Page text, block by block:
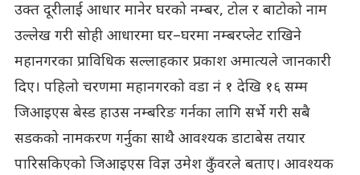
उक्त दूरीलाई आधार मानेर घरको नम्बर, टोल र बाटोको नाम
उल्लेख गरी सोही आधारमा घर–घरमा नम्बरप्लेट राखिने
महानगरका प्राविधिक सल्लाहकार प्रकाश अमात्यले जानकारी
दिए। पहिलो चरणमा महानगरको वडा नं १ देखि १६ सम्म
जिआइएस बेस्ड हाउस नम्बरिङ गर्नका लागि सर्भे गरी सबै
सडकको नामकरण गर्नुका साथै आवश्यक डाटाबेस तयार
पारिसकिएको जिआइएस विज्ञ उमेश कुँवरले बताए। आवश्यक